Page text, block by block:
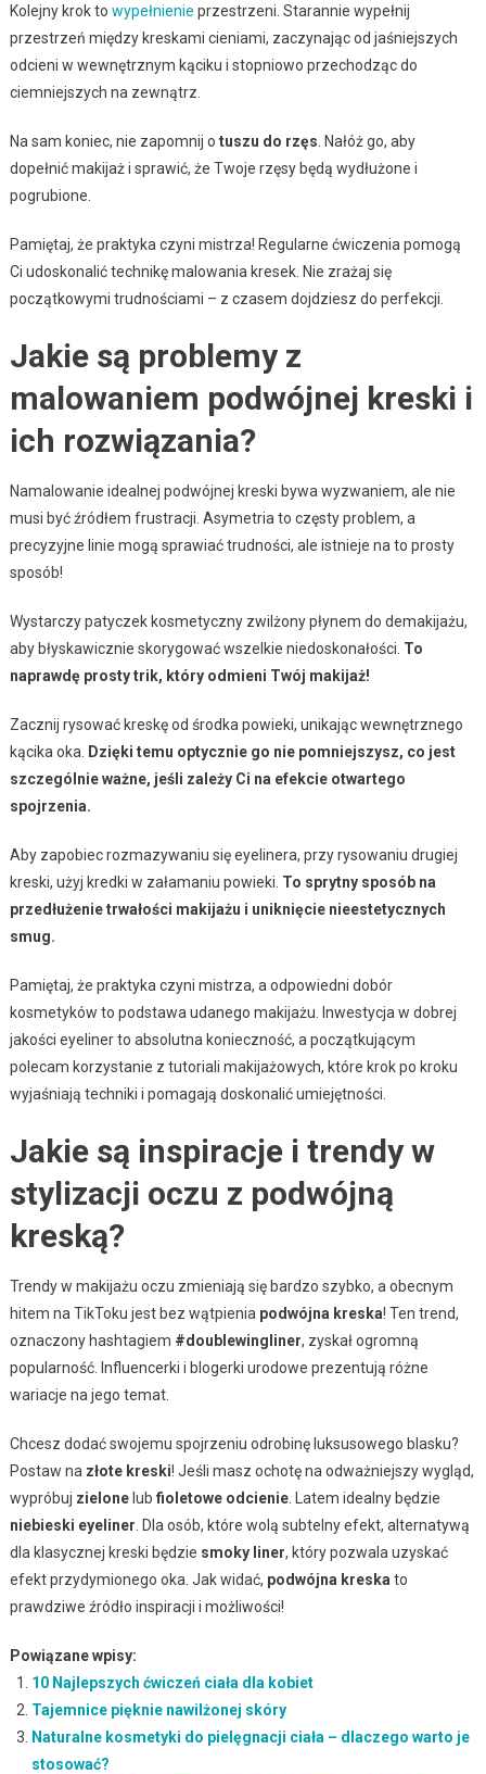
Kolejny krok to wypełnienie przestrzeni. Starannie wypełnij
przestrzeń między kreskami cieniami, zaczynając od jaśniejszych
odcieni w wewnętrznym kąciku i stopniowo przechodząc do
ciemniejszych na zewnątrz.
Na sam koniec, nie zapomnij o tuszu do rzęs . Nałóż go, aby
dopełnić makijaż i sprawić, że Twoje rzęsy będą wydłużone i
pogrubione.
Pamiętaj, że praktyka czyni mistrza! Regularne ćwiczenia pomogą
Ci udoskonalić technikę malowania kresek. Nie zrażaj się
początkowymi trudnościami – z czasem dojdziesz do perfekcji.
Jakie są problemy z
malowaniem podwójnej kreski i
ich rozwiązania?
Namalowanie idealnej podwójnej kreski bywa wyzwaniem, ale nie
musi być źródłem frustracji. Asymetria to częsty problem, a
precyzyjne linie mogą sprawiać trudności, ale istnieje na to prosty
sposób!
Wystarczy patyczek kosmetyczny zwilżony płynem do demakijażu,
aby błyskawicznie skorygować wszelkie niedoskonałości. To
naprawdę prosty trik, który odmieni Twój makijaż!
Zacznij rysować kreskę od środka powieki, unikając wewnętrznego
kącika oka.
Dzięki temu optycznie go nie pomniejszysz, co jest
szczególnie ważne, jeśli zależy Ci na efekcie otwartego
spojrzenia.
Aby zapobiec rozmazywaniu się eyelinera, przy rysowaniu drugiej
kreski, użyj kredki w załamaniu powieki. To sprytny sposób na
przedłużenie trwałości makijażu i uniknięcie nieestetycznych
smug.
Pamiętaj, że praktyka czyni mistrza, a odpowiedni dobór
kosmetyków to podstawa udanego makijażu. Inwestycja w dobrej
jakości eyeliner to absolutna konieczność, a początkującym
polecam korzystanie z tutoriali makijażowych, które krok po kroku
wyjaśniają techniki i pomagają doskonalić umiejętności.
Jakie są inspiracje i trendy w
stylizacji oczu z podwójną
kreską?
Trendy w makijażu oczu zmieniają się bardzo szybko, a obecnym
hitem na TikToku jest bez wątpienia podwójna kreska! Ten trend,
oznaczony hashtagiem #doublewingliner, zyskał ogromną
popularność. Influencerki i blogerki urodowe prezentują różne
wariacje na jego temat.
Chcesz dodać swojemu spojrzeniu odrobinę luksusowego blasku?
Postaw na złote kreski! Jeśli masz ochotę na odważniejszy wygląd,
wypróbuj zielonelub fioletowe odcienie. Latem idealny będzie
niebieski eyeliner . Dla osób, które wolą subtelny efekt, alternatywą
dla klasycznej kreski będzie smoky liner, który pozwala uzyskać
efekt przydymionego oka. Jak widać, podwójna kreska to
prawdziwe źródło inspiracji i możliwości!
Powiązane wpisy:
10 Najlepszych ćwiczeń ciała dla kobiet
Tajemnice pięknie nawilżonej skóry
Naturalne kosmetyki do pielęgnacji ciała – dlaczego warto je
stosować?